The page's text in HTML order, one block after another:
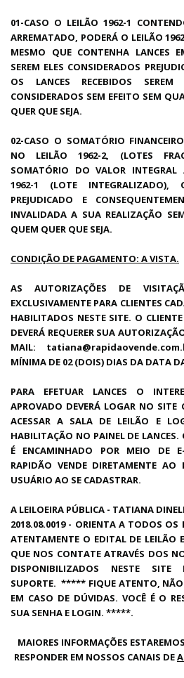
01-CASO O LEILÃO 1962-1
ARREMATADO, PODERÁ O LEILÃO
MESMO QUE CONTENHA LANCES
SEREM ELES CONSIDERADOS
OS LANCES RECEBIDOS
CONSIDERADOS SEM EFEITO SEM
QUER QUE SEJA.
02-CASO O SOMATÓRIO
NO LEILÃO 1962-2, (LOTES
SOMATÓRIO DO VALOR INTEGRAL
1962-1 (LOTE
PREJUDICADO E
INVALIDADA A SUA REALIZAÇÃO
QUEM QUER QUE SEJA.
CONDIÇÃO DE PAGAMENTO: A VISTA.
AS AUTORIZAÇÕES DE
EXCLUSIVAMENTE PARA CLIENTES
HABILITADOS NESTE SITE. O
DEVERÁ REQUERER SUA
MAIL:
MÍNIMA DE 02 (DOIS) DIAS DA DATA
PARA EFETUAR LANCES O
APROVADO DEVERÁ LOGAR NO
ACESSAR A SALA DE LEILÃO E
HABILITAÇÃO NO PAINEL DE
É ENCAMINHADO POR MEIO DE
RAPIDÃO VENDE DIRETAMENTE AO
USUÁRIO AO SE CADASTRAR.
A LEILOEIRA PÚBLICA - TATIANA
2018.08.0019 - ORIENTA A TODOS OS
ATENTAMENTE O EDITAL DE LEILÃO
QUE NOS CONTATE ATRAVÉS DOS
DISPONIBILIZADOS NESTE
SUPORTE. ***** FIQUE ATENTO, NÃO
EM CASO DE DÚVIDAS. VOCÊ É O
SUA SENHA E LOGIN. *****.
MAIORES INFORMAÇÕES
RESPONDER EM NOSSOS CANAIS DE